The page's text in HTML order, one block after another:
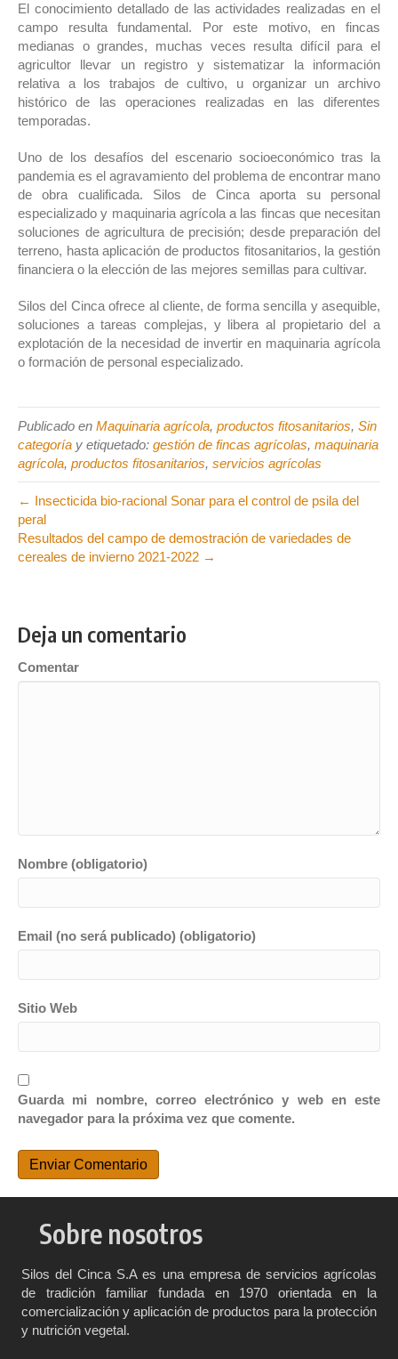
El conocimiento detallado de las actividades realizadas en el
campo resulta fundamental. Por este motivo, en fincas
medianas o grandes, muchas veces resulta difícil para el
agricultor llevar un registro y sistematizar la información
relativa a los trabajos de cultivo, u organizar un archivo
histórico de las operaciones realizadas en las diferentes
temporadas.
Uno de los desafíos del escenario socioeconómico tras la
pandemia es el agravamiento del problema de encontrar mano
de obra cualificada. Silos de Cinca aporta su personal
especializado y maquinaria agrícola a las fincas que necesitan
soluciones de agricultura de precisión; desde preparación del
terreno, hasta aplicación de productos fitosanitarios, la gestión
financiera o la elección de las mejores semillas para cultivar.
Silos del Cinca ofrece al cliente, de forma sencilla y asequible,
soluciones a tareas complejas, y libera al propietario del a
explotación de la necesidad de invertir en maquinaria agrícola
o formación de personal especializado.
Publicado en Maquinaria agrícola, productos fitosanitarios, Sin
categoría y etiquetado: gestión de fincas agrícolas, maquinaria
agrícola, productos fitosanitarios, servicios agrícolas
← Insecticida bio-racional Sonar para el control de psila del
peral
Resultados del campo de demostración de variedades de
cereales de invierno 2021-2022 →
Deja un comentario
Comentar
Nombre (obligatorio)
Email (no será publicado) (obligatorio)
Sitio Web
Guarda mi nombre, correo electrónico y web en este
navegador para la próxima vez que comente.
Sobre nosotros
Silos del Cinca S.A es una empresa de servicios agrícolas
de tradición familiar fundada en 1970 orientada en la
comercialización y aplicación de productos para la protección
y nutrición vegetal.